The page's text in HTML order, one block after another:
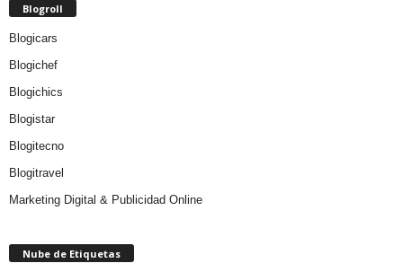
Blogroll
Blogicars
Blogichef
Blogichics
Blogistar
Blogitecno
Blogitravel
Marketing Digital & Publicidad Online
Nube de Etiquetas